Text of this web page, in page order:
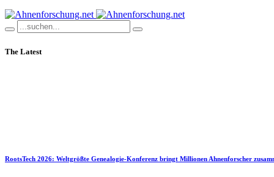
The Latest
RootsTech 2026: Weltgrößte Genealogie-Konferenz bringt Millionen Ahnenforscher